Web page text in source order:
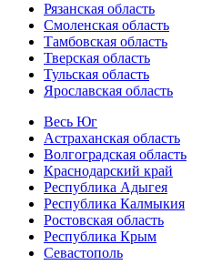
Рязанская область
Смоленская область
Тамбовская область
Тверская область
Тульская область
Ярославская область
Весь Юг
Астраханская область
Волгоградская область
Краснодарский край
Республика Адыгея
Республика Калмыкия
Ростовская область
Республика Крым
Севастополь